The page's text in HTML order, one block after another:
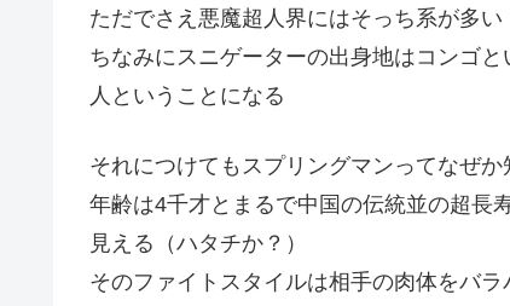
ただでさえ悪魔超人界にはそっち系が多い
ちなみにスニゲーターの出身地はコンゴ
人ということになる
それにつけてもスプリングマンってなぜ
年齢は4千才とまるで中国の伝統並の超長
見える（ハタチか？）
そのファイトスタイルは相手の肉体をバ